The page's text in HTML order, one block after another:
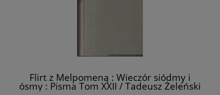
Flirt z Melpomeną : Wieczór siódmy i
ósmy : Pisma Tom XXII / Tadeusz Żeleński